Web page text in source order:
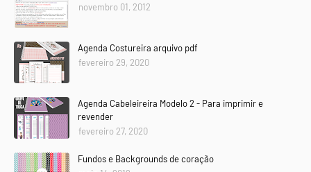
novembro 01, 2012
Agenda Costureira arquivo pdf
fevereiro 29, 2020
Agenda Cabeleireira Modelo 2 - Para imprimir e
revender
fevereiro 27, 2020
Fundos e Backgrounds de coração